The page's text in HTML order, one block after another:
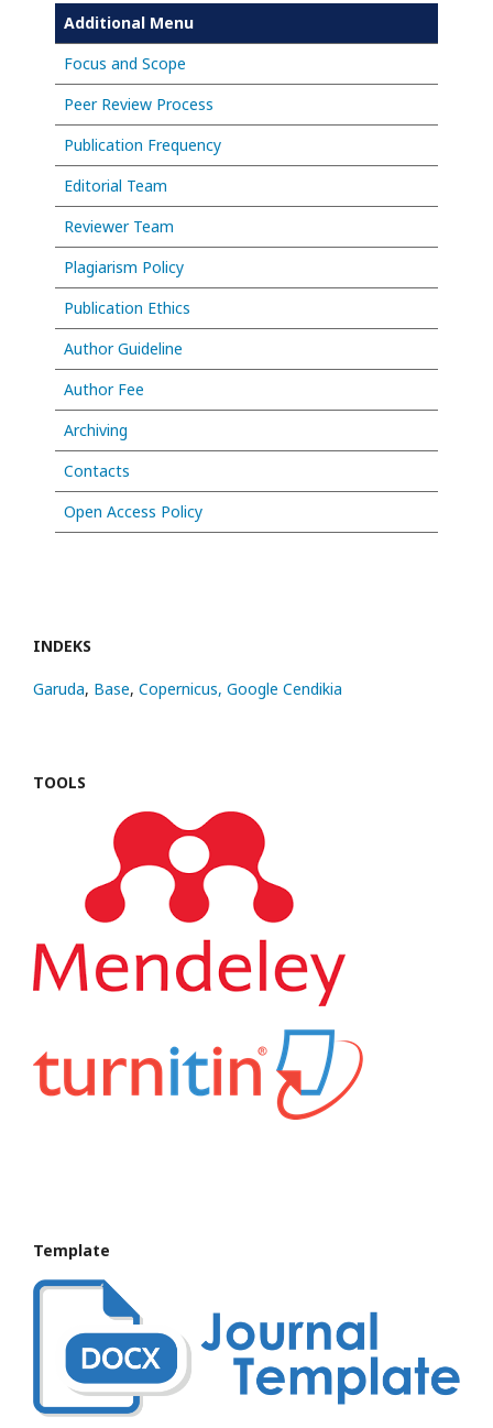
Additional Menu
Focus and Scope
Peer Review Process
Publication Frequency
Editorial Team
Reviewer Team
Plagiarism Policy
Publication Ethics
Author Guideline
Author Fee
Archiving
Contacts
Open Access Policy
INDEKS
Garuda, Base, Copernicus, Google Cendikia
TOOLS
Template